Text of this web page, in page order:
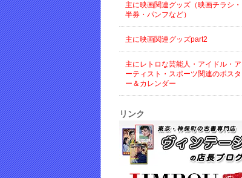
主に映画関連グッズ（映画チラシ・
半券・パンフなど）
主に映画関連グッズpart2
主にレトロな芸能人・アイドル・ア
ーティスト・スポーツ関連のポスタ
ー＆カレンダー
リンク